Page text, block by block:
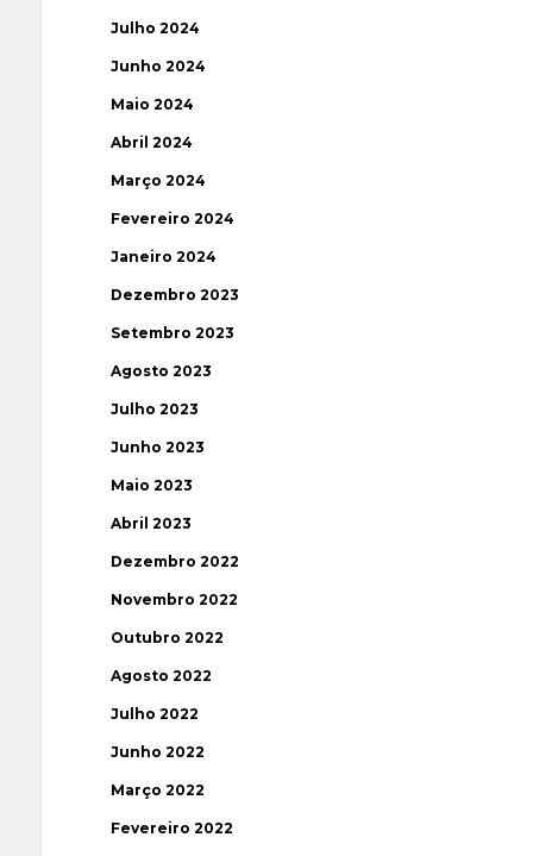
Julho 2024
Junho 2024
Maio 2024
Abril 2024
Março 2024
Fevereiro 2024
Janeiro 2024
Dezembro 2023
Setembro 2023
Agosto 2023
Julho 2023
Junho 2023
Maio 2023
Abril 2023
Dezembro 2022
Novembro 2022
Outubro 2022
Agosto 2022
Julho 2022
Junho 2022
Março 2022
Fevereiro 2022